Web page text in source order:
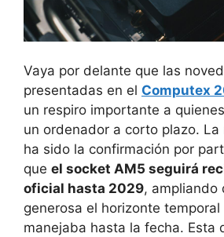
Vaya por delante que las
presentadas en el Computex
un respiro importante a
un ordenador a corto plazo.
ha sido la confirmación por
que el socket AM5 seguirá
oficial hasta 2029, ampliando
generosa el horizonte temporal
manejaba hasta la fecha. Esta